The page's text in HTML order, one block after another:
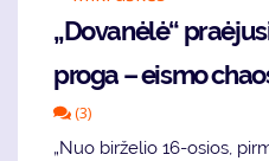
„Dovanėlė“
proga – eismo
(3)
„Nuo birželio 16-osios,